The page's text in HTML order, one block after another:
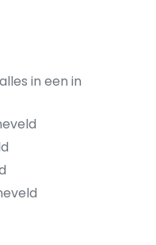
in een in